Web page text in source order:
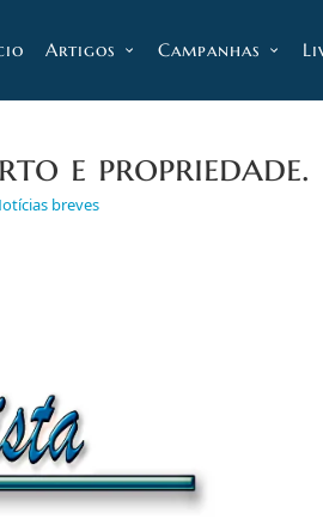
Artigos Campanhas
e
breves